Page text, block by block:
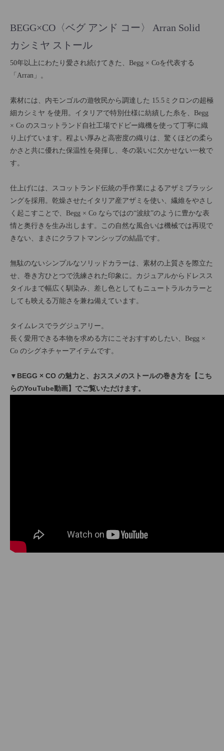
BEGG×CO〈ベグ アンド コー〉 Arran Solid
カシミヤ ストール
50年以上にわたり愛され続けてきた、Begg × Coを代表する
「Arran」。
素材には、内モンゴルの遊牧民から調達した 15.5ミクロンの超極
細カシミヤ を使用。イタリアで特別仕様に紡績した糸を、Begg
× Co のスコットランド自社工場でドビー織機を使って丁寧に織
り上げています。程よい厚みと高密度の織りは、驚くほどの柔ら
かさと共に優れた保温性を発揮し、冬の装いに欠かせない一枚で
す。
仕上げには、スコットランド伝統の手作業によるアザミブラッシ
ングを採用。乾燥させたイタリア産アザミを使い、繊維をやさし
く起こすことで、Begg × Co ならではの“波紋”のように豊かな表
情と奥行きを生み出します。この自然な風合いは機械では再現で
きない、まさにクラフトマンシップの結晶です。
無駄のないシンプルなソリッドカラーは、素材の上質さを際立た
せ、巻き方ひとつで洗練された印象に。カジュアルからドレスス
タイルまで幅広く馴染み、差し色としてもニュートラルカラーと
しても映える万能さを兼ね備えています。
タイムレスでラグジュアリー。
長く愛用できる本物を求める方にこそおすすめしたい、Begg ×
Co のシグネチャーアイテムです。
▼BEGG × CO の魅力と、おススメのストールの巻き方を【こち
らのYouTube動画】でご覧いただけます。